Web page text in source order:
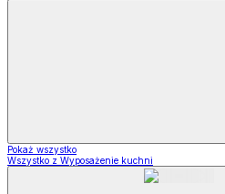
Pokaż wszystko
Wszystko z Wyposażenie kuchni